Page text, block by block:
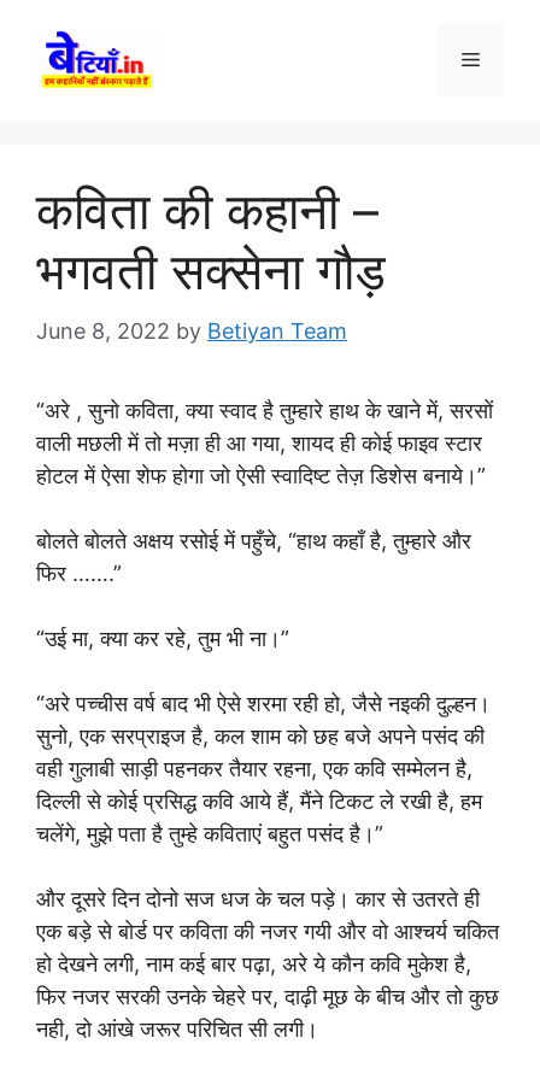
content
Menu
कविता की कहानी –
भगवती सक्सेना गौड़
June 8, 2022 by Betiyan Team
“अरे , सुनो कविता, क्या स्वाद है तुम्हारे हाथ के खाने में, सरसों
वाली मछली में तो मज़ा ही आ गया, शायद ही कोई फाइव स्टार
होटल में ऐसा शेफ होगा जो ऐसी स्वादिष्ट तेज़ डिशेस बनाये।”
बोलते बोलते अक्षय रसोई में पहुँचे, “हाथ कहाँ है, तुम्हारे और
फिर …….”
“उई मा, क्या कर रहे, तुम भी ना।”
“अरे पच्चीस वर्ष बाद भी ऐसे शरमा रही हो, जैसे नइकी दुल्हन।
सुनो, एक सरप्राइज है, कल शाम को छह बजे अपने पसंद की
वही गुलाबी साड़ी पहनकर तैयार रहना, एक कवि सम्मेलन है,
दिल्ली से कोई प्रसिद्ध कवि आये हैं, मैंने टिकट ले रखी है, हम
चलेंगे, मुझे पता है तुम्हे कविताएं बहुत पसंद है।”
और दूसरे दिन दोनो सज धज के चल पड़े। कार से उतरते ही
एक बड़े से बोर्ड पर कविता की नजर गयी और वो आश्चर्य चकित
हो देखने लगी, नाम कई बार पढ़ा, अरे ये कौन कवि मुकेश है,
फिर नजर सरकी उनके चेहरे पर, दाढ़ी मूछ के बीच और तो कुछ
नही, दो आंखे जरूर परिचित सी लगी।